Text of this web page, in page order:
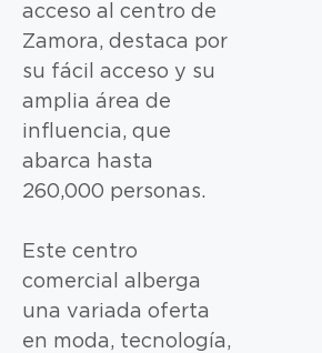
acceso al centro de
Zamora, destaca por
su fácil acceso y su
amplia área de
influencia, que
abarca hasta
260,000 personas.
Este centro
comercial alberga
una variada oferta
en moda, tecnología,